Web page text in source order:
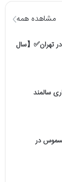
مشاهده همه
در تهران✅【سال
سالمند
در